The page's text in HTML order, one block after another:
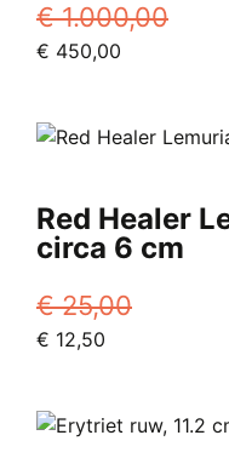
€1.000,00
Oorspronkelijke
€ 1.000,00.
€ 450,00
€ 450,00.
Red Healer
circa 6 cm
€25,00
Oorspronkelijke
€ 25,00.
€ 12,50
€ 12,50.